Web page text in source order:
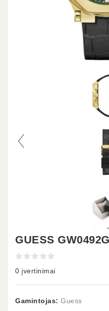
GUESS
0 įvertinimai
Gamintojas: Guess